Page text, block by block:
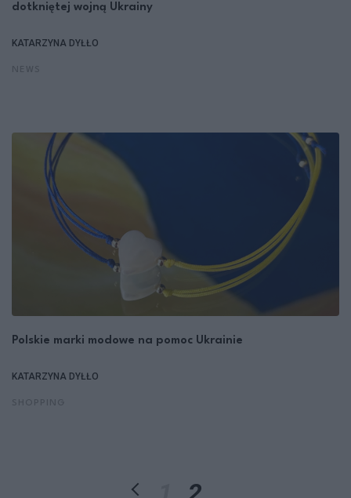
dotkniętej wojną Ukrainy
KATARZYNA DYŁŁO
Polskie marki modowe na pomoc Ukrainie
KATARZYNA DYŁŁO